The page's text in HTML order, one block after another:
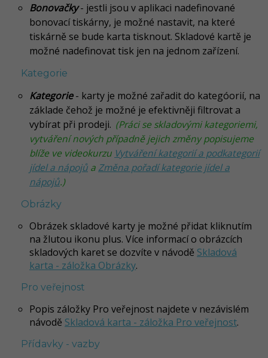
Bonovačky- jestli jsou v aplikaci nadefinované
bonovací tiskárny, je možné nastavit, na které
tiskárně se bude karta tisknout. Skladové kartě je
možné nadefinovat tisk jen na jednom zařízení.
Kategorie
Kategorie- karty je možné zařadit do kategóorií, na
základe čehož je možné je efektivněji filtrovat a
vybírat při prodeji. (Práci se skladovými kategoriemi,
vytváření nových případně jejich změny popisujeme
blíže ve videokurzu Vytváření kategorií a podkategorií
jídel a nápojů a Změna pořadí kategorie jídel a
nápojů.)
Obrázky
Obrázek skladové karty je možné přidat kliknutím
na žlutou ikonu plus. Více informací o obrázcích
skladových karet se dozvíte v návodě Skladová
karta - záložka Obrázky.
Pro veřejnost
Popis záložky Pro veřejnost najdete v nezávislém
návodě Skladová karta - záložka Pro veřejnost.
Přídavky - vazby